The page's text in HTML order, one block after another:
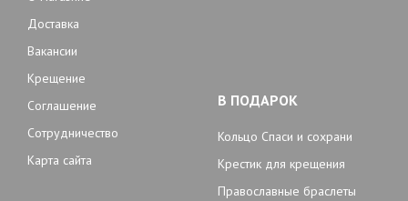
Доставка
Вакансии
Крещение
Соглашение
Сотрудничество
Карта сайта
В ПОДАРОК
Кольцо Спаси и сохрани
Крестик для крещения
Православные браслеты